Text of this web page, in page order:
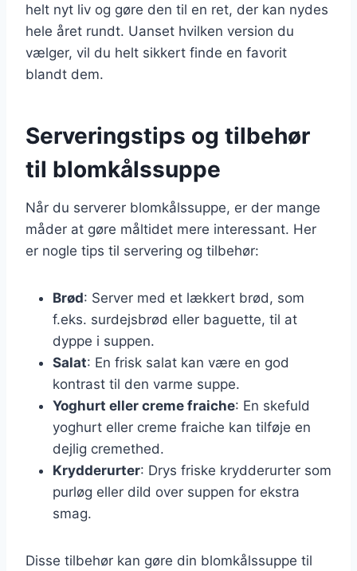
helt nyt liv og gøre den til en ret, der kan nydes
hele året rundt. Uanset hvilken version du
vælger, vil du helt sikkert finde en favorit
blandt dem.
Serveringstips og tilbehør
til blomkålssuppe
Når du serverer blomkålssuppe, er der mange
måder at gøre måltidet mere interessant. Her
er nogle tips til servering og tilbehør:
Brød: Server med et lækkert brød, som
f.eks. surdejsbrød eller baguette, til at
dyppe i suppen.
Salat: En frisk salat kan være en god
kontrast til den varme suppe.
Yoghurt eller creme fraiche: En skefuld
yoghurt eller creme fraiche kan tilføje en
dejlig cremethed.
Krydderurter: Drys friske krydderurter som
purløg eller dild over suppen for ekstra
smag.
Disse tilbehør kan gøre din blomkålssuppe til